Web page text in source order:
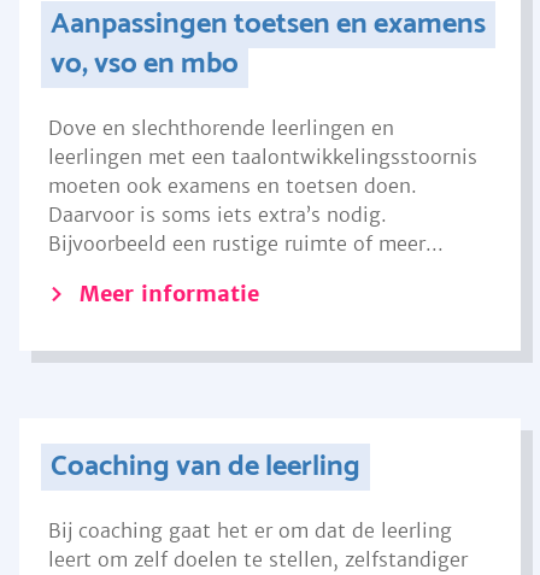
Aanpassingen toetsen en examens
vo, vso en mbo
Dove en slechthorende leerlingen en
leerlingen met een taalontwikkelingsstoornis
moeten ook examens en toetsen doen.
Daarvoor is soms iets extra’s nodig.
Bijvoorbeeld een rustige ruimte of meer...
Meer informatie
Coaching van de leerling
Bij coaching gaat het er om dat de leerling
leert om zelf doelen te stellen, zelfstandiger